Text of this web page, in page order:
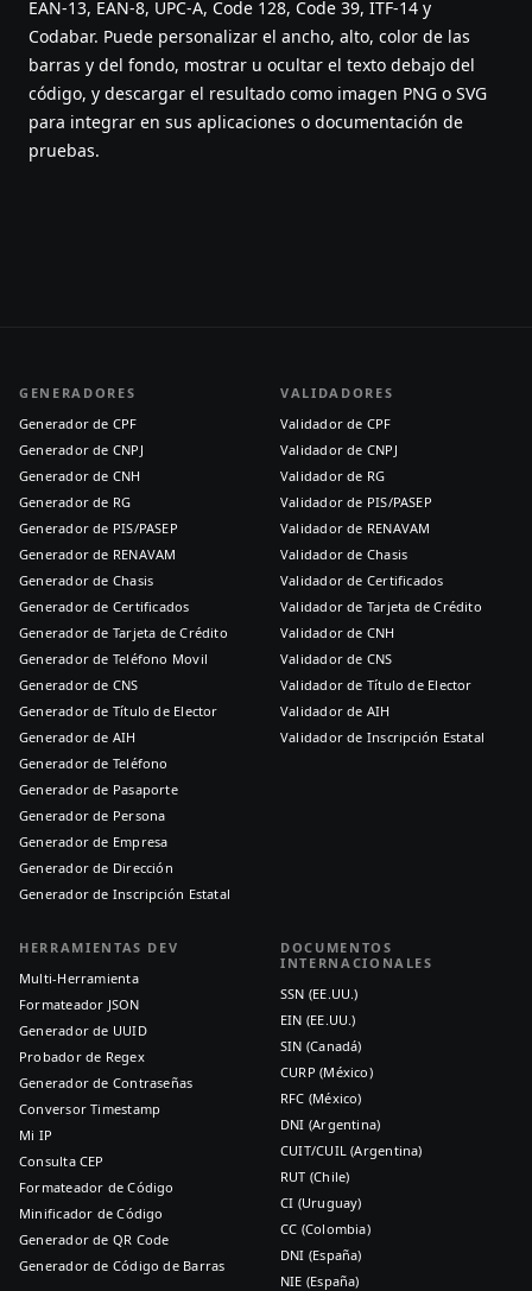
EAN-13, EAN-8, UPC-A, Code 128, Code 39, ITF-14 y
Codabar. Puede personalizar el ancho, alto, color de las
barras y del fondo, mostrar u ocultar el texto debajo del
código, y descargar el resultado como imagen PNG o SVG
para integrar en sus aplicaciones o documentación de
pruebas.
GENERADORES
Generador de CPF
Generador de CNPJ
Generador de CNH
Generador de RG
Generador de PIS/PASEP
Generador de RENAVAM
Generador de Chasis
Generador de Certificados
Generador de Tarjeta de Crédito
Generador de Teléfono Movil
Generador de CNS
Generador de Título de Elector
Generador de AIH
Generador de Teléfono
Generador de Pasaporte
Generador de Persona
Generador de Empresa
Generador de Dirección
Generador de Inscripción Estatal
VALIDADORES
Validador de CPF
Validador de CNPJ
Validador de RG
Validador de PIS/PASEP
Validador de RENAVAM
Validador de Chasis
Validador de Certificados
Validador de Tarjeta de Crédito
Validador de CNH
Validador de CNS
Validador de Título de Elector
Validador de AIH
Validador de Inscripción Estatal
HERRAMIENTAS DEV
Multi-Herramienta
Formateador JSON
Generador de UUID
Probador de Regex
Generador de Contraseñas
Conversor Timestamp
Mi IP
Consulta CEP
Formateador de Código
Minificador de Código
Generador de QR Code
Generador de Código de Barras
DOCUMENTOS
INTERNACIONALES
SSN (EE.UU.)
EIN (EE.UU.)
SIN (Canadá)
CURP (México)
RFC (México)
DNI (Argentina)
CUIT/CUIL (Argentina)
RUT (Chile)
CI (Uruguay)
CC (Colombia)
DNI (España)
NIE (España)